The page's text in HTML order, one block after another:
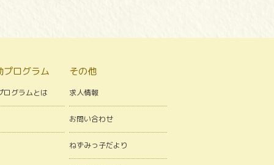
プログラム
ログラムとは
その他
求人情報
お問い合わせ
ねずみっ子だより